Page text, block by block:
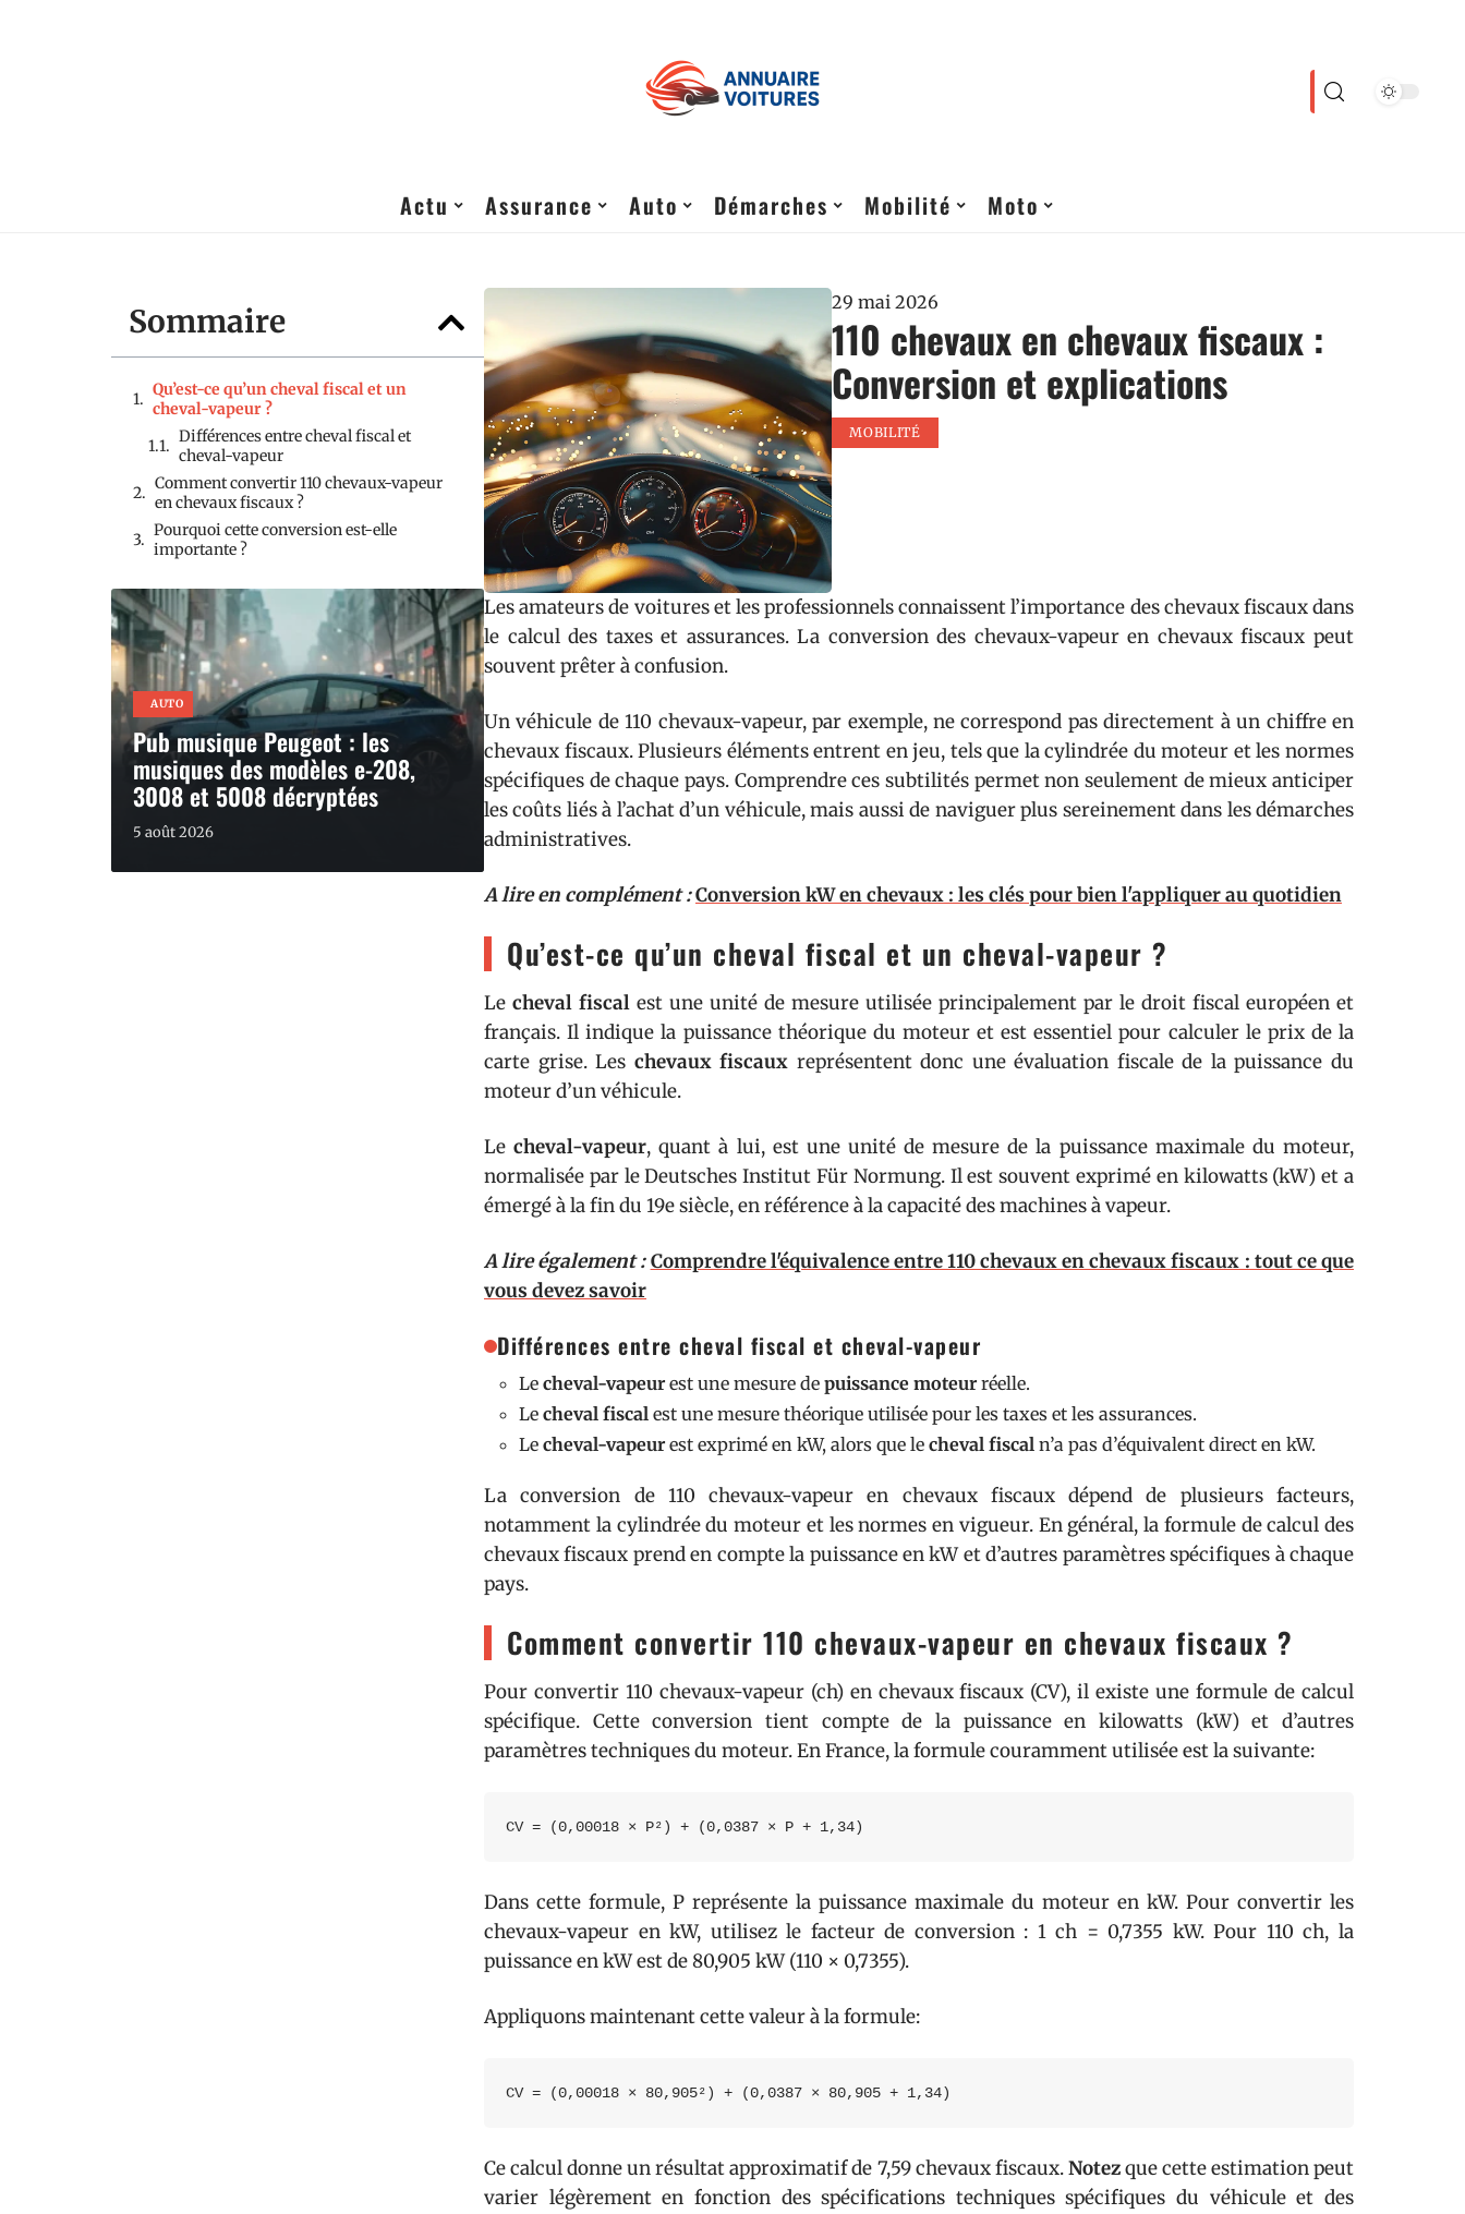
Actu Assurance Auto Démarches Mobilité Moto
Sommaire
Qu’est-ce qu’un cheval fiscal et un
cheval-vapeur ?
Différences entre cheval fiscal et
cheval-vapeur
Comment convertir 110 chevaux-vapeur
en chevaux fiscaux ?
Pourquoi cette conversion est-elle
importante ?
AUTO
Pub musique Peugeot : les
musiques des modèles e-208,
3008 et 5008 décryptées
5 août 2026
29 mai 2026
110 chevaux en chevaux fiscaux :
Conversion et explications
MOBILITÉ
Les amateurs de voitures et les professionnels connaissent l’importance des chevaux fiscaux dans
le calcul des taxes et assurances. La conversion des chevaux-vapeur en chevaux fiscaux peut
souvent prêter à confusion.
Un véhicule de 110 chevaux-vapeur, par exemple, ne correspond pas directement à un chiffre en
chevaux fiscaux. Plusieurs éléments entrent en jeu, tels que la cylindrée du moteur et les normes
spécifiques de chaque pays. Comprendre ces subtilités permet non seulement de mieux anticiper
les coûts liés à l’achat d’un véhicule, mais aussi de naviguer plus sereinement dans les démarches
administratives.
A lire en complément :Conversion kW en chevaux : les clés pour bien l'appliquer au quotidien
Qu’est-ce qu’un cheval fiscal et un cheval-vapeur ?
Le cheval fiscal est une unité de mesure utilisée principalement par le droit fiscal européen et
français. Il indique la puissance théorique du moteur et est essentiel pour calculer le prix de la
carte grise. Les chevaux fiscaux représentent donc une évaluation fiscale de la puissance du
moteur d’un véhicule.
Lecheval-vapeur, quant à lui, est une unité de mesure de la puissance maximale du moteur,
normalisée par le Deutsches Institut Für Normung. Il est souvent exprimé en kilowatts (kW) et a
émergé à la fin du 19e siècle, en référence à la capacité des machines à vapeur.
A lire également : Comprendre l'équivalence entre 110 chevaux en chevaux fiscaux : tout ce que
vous devez savoir
Différences entre cheval fiscal et cheval-vapeur
Le cheval-vapeur est une mesure de puissance moteur réelle.
Le cheval fiscal est une mesure théorique utilisée pour les taxes et les assurances.
Le cheval-vapeur est exprimé en kW, alors que le cheval fiscal n’a pas d’équivalent direct en kW.
La conversion de 110 chevaux-vapeur en chevaux fiscaux dépend de plusieurs facteurs,
notamment la cylindrée du moteur et les normes en vigueur. En général, la formule de calcul des
chevaux fiscaux prend en compte la puissance en kW et d’autres paramètres spécifiques à chaque
pays.
Comment convertir 110 chevaux-vapeur en chevaux fiscaux ?
Pour convertir 110 chevaux-vapeur (ch) en chevaux fiscaux (CV), il existe une formule de calcul
spécifique. Cette conversion tient compte de la puissance en kilowatts (kW) et d’autres
paramètres techniques du moteur. En France, la formule couramment utilisée est la suivante:
CV = (0,00018 × P²) + (0,0387 × P + 1,34)
Dans cette formule, P représente la puissance maximale du moteur en kW. Pour convertir les
chevaux-vapeur en kW, utilisez le facteur de conversion : 1 ch = 0,7355 kW. Pour 110 ch, la
puissance en kW est de 80,905 kW (110 × 0,7355).
Appliquons maintenant cette valeur à la formule:
CV = (0,00018 × 80,905²) + (0,0387 × 80,905 + 1,34)
Ce calcul donne un résultat approximatif de 7,59 chevaux fiscaux.Notezque cette estimation peut
varier légèrement en fonction des spécifications techniques spécifiques du véhicule et des